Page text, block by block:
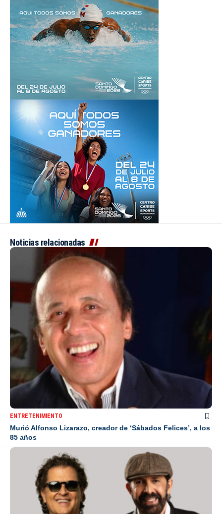
Noticias relacionadas
ENTRETENIMIENTO
Murió Alfonso Lizarazo, creador de ‘Sábados Felices’, a los
85 años